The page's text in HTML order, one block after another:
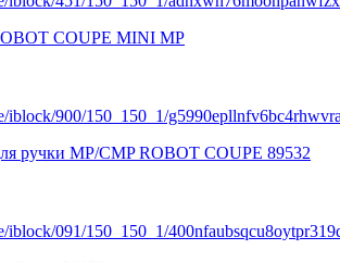
COUPE MINI MP
ручки MP/CMP ROBOT COUPE 89532